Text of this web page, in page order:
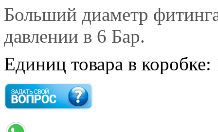
Больший диаметр
давлении в 6 Бар.
Единиц товара в